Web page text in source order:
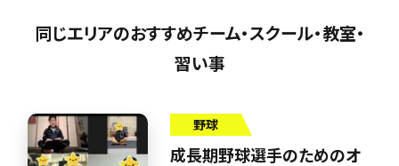
同じエリアのおすすめチーム・スクール・教室・
習い事
野球
成長期野球選手のためのオ